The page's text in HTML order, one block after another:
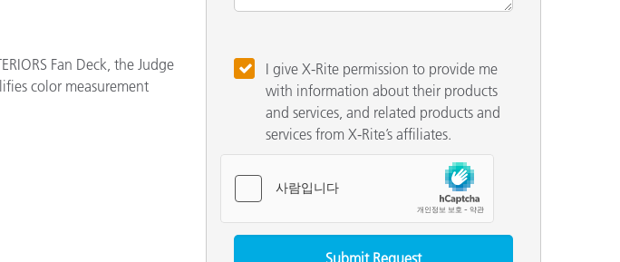
Fan Deck, the Judge
color measurement
I give X-Rite permission to provide me
with information about their products
and services, and related products and
services from X-Rite’s affiliates.